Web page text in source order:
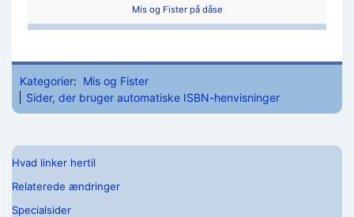
Mis og Fister på dåse
Kategorier: Mis og Fister
Sider, der bruger automatiske ISBN-henvisninger
Hvad linker hertil
Relaterede ændringer
Specialsider